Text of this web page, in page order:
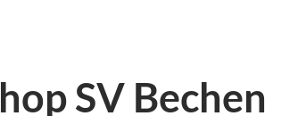
SV Bechen